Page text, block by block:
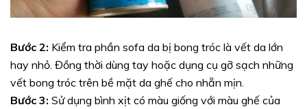
Bước 2: Kiểm tra phần sofa da bị bong tróc là vết da lớn
hay nhỏ. Đồng thời dùng tay hoặc dụng cụ gỡ sạch những
vết bong tróc trên bề mặt da ghế cho nhẵn mịn.
Bước 3: Sử dụng bình xịt có màu giống với màu ghế của